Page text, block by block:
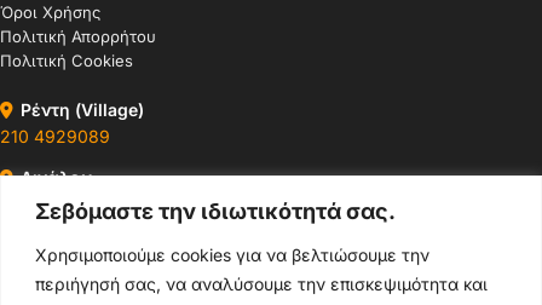
Σεβόμαστε την ιδιωτικότητά σας.
Χρησιμοποιούμε cookies για να βελτιώσουμε την
περιήγησή σας, να αναλύσουμε την επισκεψιμότητα και
Όροι Χρήσης
Πολιτική Απορρήτου
Πολιτική Cookies
Ρέντη (Village)
210 4929089
Αιγάλεω
210 2204030
Περιστέρι
210 4400147